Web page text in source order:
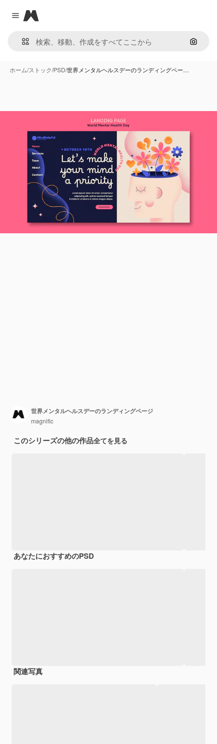
Close menu
Magnific
画像で
ホーム/ストック/PSD/世界メンタルヘルスデーのランディングペー…
世界メンタルヘルスデーのランディングページ
magnific
このシリーズの他の作品全てを見る
あなたにおすすめのPSD
関連写真